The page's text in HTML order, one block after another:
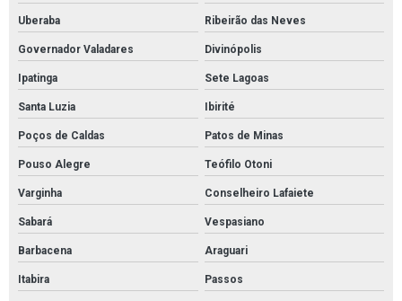
Fornecedores de materiais elétricos para revenda
Furadeira de impacto profissional martelete
Furadeira de impacto reversível
Lâmpada led iluminação residencial
Material elétricos para automação industrial
Preços de materiais elétricos
Revenda de cabos elétricos
Tubo aço inox preço
Tubos de aço carbono
Tubos de aço carbono preço
Uberaba Ribeirão das Neves
Governador Valadares Divinópolis
Ipatinga Sete Lagoas
Santa Luzia Ibirité
Poços de Caldas Patos de Minas
Pouso Alegre Teófilo Otoni
Varginha Conselheiro Lafaiete
Sabará Vespasiano
Barbacena Araguari
Itabira Passos